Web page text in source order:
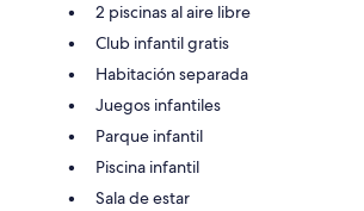
2 piscinas al aire libre
Club infantil gratis
Habitación separada
Juegos infantiles
Parque infantil
Piscina infantil
Sala de estar